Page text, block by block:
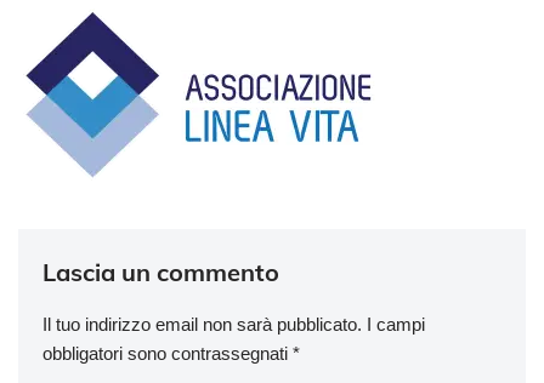
Lascia un commento
Il tuo indirizzo email non sarà pubblicato. I campi
obbligatori sono contrassegnati *